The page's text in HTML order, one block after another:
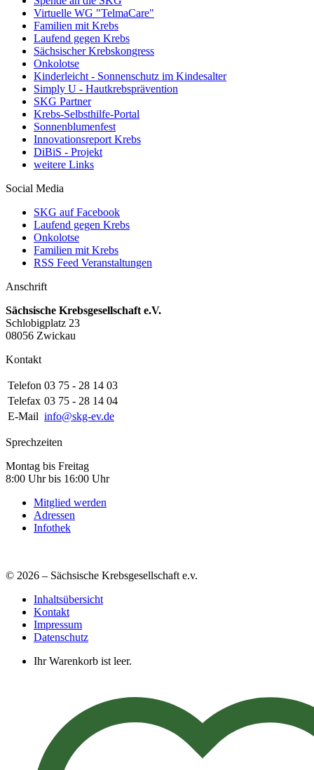
Virtuelle WG "TelmaCare"
Familien mit Krebs
Laufend gegen Krebs
Sächsischer Krebskongress
Onkolotse
Kinderleicht - Sonnenschutz im Kindesalter
Simply U - Hautkrebsprävention
SKG Partner
Krebs-Selbsthilfe-Portal
Sonnenblumenfest
Innovationsreport Krebs
DiBiS - Projekt
weitere Links
Social Media
SKG auf Facebook
Laufend gegen Krebs
Onkolotse
Familien mit Krebs
RSS Feed Veranstaltungen
Anschrift
Sächsische Krebsgesellschaft e.V.
Schlobigplatz 23
08056 Zwickau
Kontakt
Telefon 03 75 - 28 14 03
Telefax 03 75 - 28 14 04
E-Mail info@skg-ev.de
Sprechzeiten
Montag bis Freitag
8:00 Uhr bis 16:00 Uhr
Mitglied werden
Adressen
Infothek
© 2026 – Sächsische Krebsgesellschaft e.v.
Inhaltsübersicht
Kontakt
Impressum
Datenschutz
Ihr Warenkorb ist leer.